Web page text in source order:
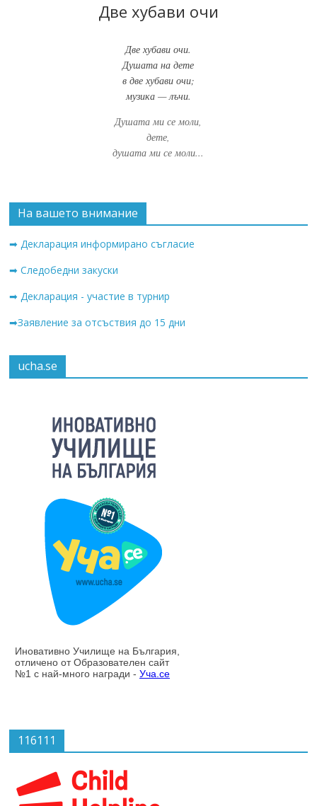
Две хубави очи
Две хубави очи.
Душата на дете
в две хубави очи;
музика — лъчи.
Душата ми се моли,
дете,
душата ми се моли...
На вашето внимание
➡ Декларация информирано съгласие
➡ Следобедни закуски
➡ Декларация - участие в турнир
➡Заявление за отсъствия до 15 дни
ucha.se
116111